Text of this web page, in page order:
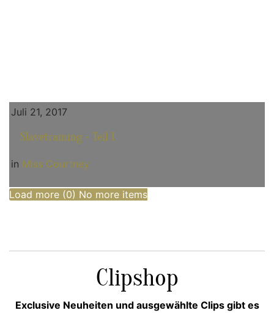
Juli 21, 2017
Slavetraining - Teil 1
in Miss Courtney
Load more (0) No more items
Clipshop
Exclusive Neuheiten und ausgewählte Clips gibt es